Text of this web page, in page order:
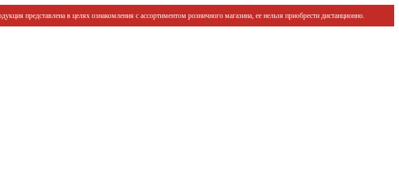
представлена в целях ознакомления с ассортиментом розничного магазина, ее нельзя приобрести дистанционно.